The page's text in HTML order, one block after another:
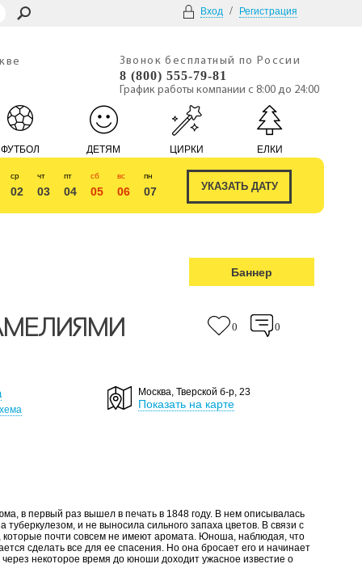
Вход / Регистрация
Звонок бесплатный по России
8 (800) 555-79-81
График работы компании с 8:00 до 24:00
ФУТБОЛ ДЕТЯМ ЦИРКИ ЕЛКИ
ср
02
чт
03
пт
04
сб
05
вс
06
пн
07
Баннер
0 0
Москва, Тверской б-р, 23
Показать на карте
в первый раз вышел в печать в 1848 году. В нем описывалась
и не выносила сильного запаха цветов. В связи с
почти совсем не имеют аромата. Юноша, наблюдая, что
сделать все для ее спасения. Но она бросает его и начинает
некоторое время до юноши доходит ужасное известие о